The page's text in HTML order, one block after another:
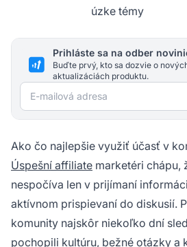
úzke témy
Prihláste sa na odber
Buďte prvý, kto sa dozvie o
aktualizáciách produktu.
E-mailová adresa
Ako čo najlepšie využiť účasť v
Úspešní affiliate marketéri chápu,
nespočíva len v prijímaní
aktívnom prispievaní do diskusií.
komunity najskôr niekoľko dní
pochopili kultúru, bežné otázky a